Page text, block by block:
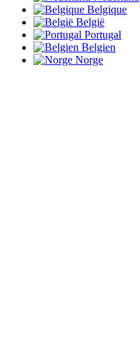
Belgique
België
Portugal
Belgien
Norge